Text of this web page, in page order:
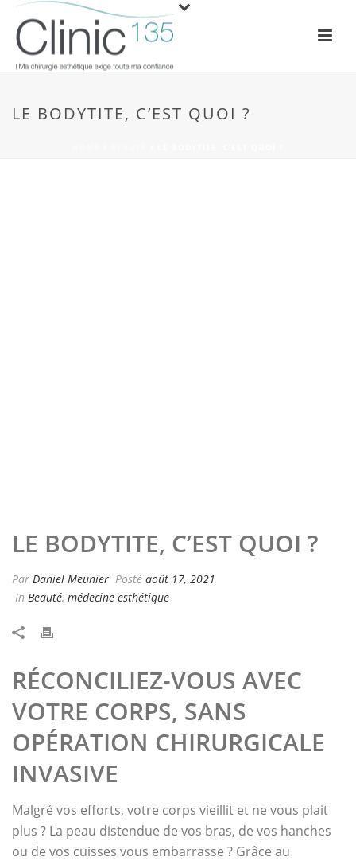
LE BODYTITE, C’EST QUOI ?
LE BODYTITE, C’EST QUOI ?
Par Daniel Meunier Posté août 17, 2021
In Beauté, médecine esthétique
RÉCONCILIEZ-VOUS AVEC
VOTRE CORPS, SANS
OPÉRATION CHIRURGICALE
INVASIVE
Malgré vos efforts, votre corps vieillit et ne vous plait
plus ? La peau distendue de vos bras, de vos hanches
ou de vos cuisses vous embarrasse ? Grâce au